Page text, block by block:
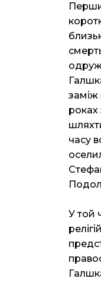
заміж
роках
часу
У той